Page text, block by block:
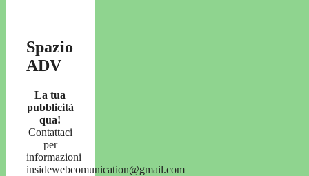
Spazio
ADV
La tua
pubblicità
qua!
Contattaci
per
informazioni
insidewebcomunication@gmail.com